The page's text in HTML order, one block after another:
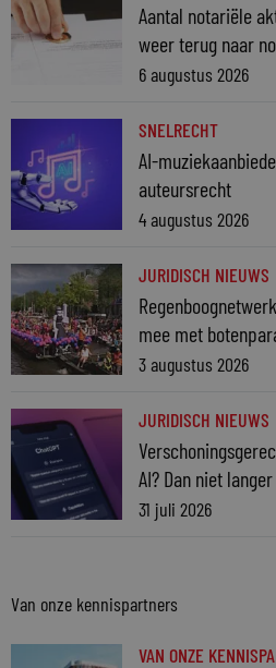
Aantal notariële
weer terug naar
6 augustus 2026
SNELRECHT
AI-
auteursrecht
4 augustus 2026
JURIDISCH NIEUWS
mee met
3 augustus 2026
JURIDISCH NIEUWS
AI? Dan niet
31 juli 2026
Van onze kennispartners
VAN ONZE